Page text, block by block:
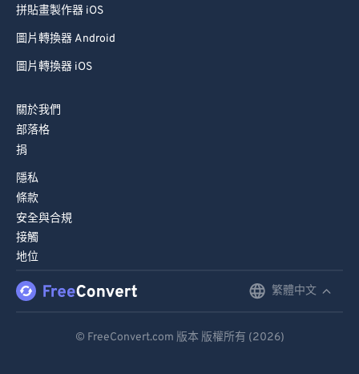
拼貼畫製作器 iOS
圖片轉換器 Android
圖片轉換器 iOS
關於我們
部落格
捐
隱私
條款
安全與合規
接觸
地位
繁體中文
© FreeConvert.com 版本 版權所有 (2026)